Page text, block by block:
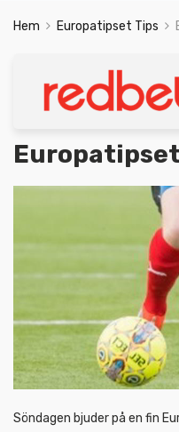
Hem Europatipset Tips
Söndagen bjuder på en fin